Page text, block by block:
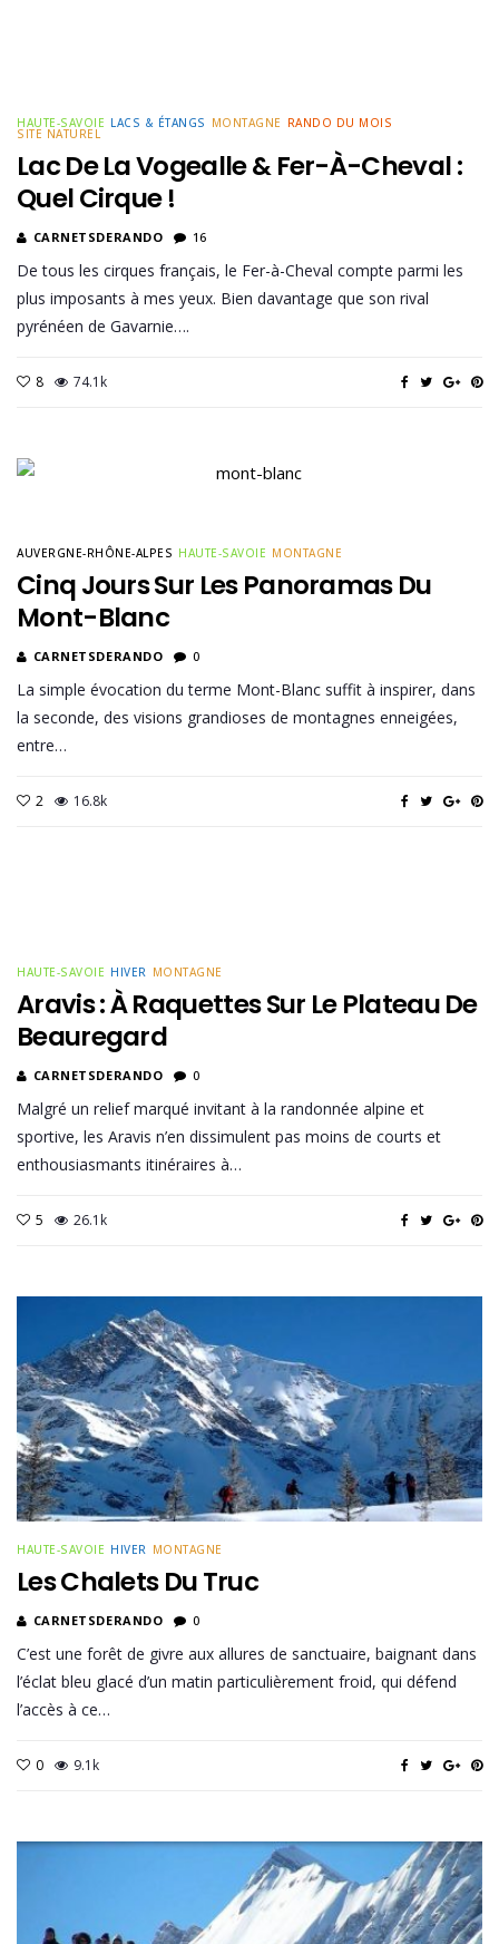
HAUTE-SAVOIE LACS & ÉTANGS MONTAGNE RANDO DU MOIS
SITE NATUREL
Lac De La Vogealle & Fer-À-Cheval :
Quel Cirque !
CARNETSDERANDO 16
De tous les cirques français, le Fer-à-Cheval compte parmi les
plus imposants à mes yeux. Bien davantage que son rival
pyrénéen de Gavarnie….
8 74.1k
AUVERGNE-RHÔNE-ALPES HAUTE-SAVOIE MONTAGNE
Cinq Jours Sur Les Panoramas Du
Mont-Blanc
CARNETSDERANDO 0
La simple évocation du terme Mont-Blanc suffit à inspirer, dans
la seconde, des visions grandioses de montagnes enneigées,
entre…
2 16.8k
HAUTE-SAVOIE HIVER MONTAGNE
Aravis : À Raquettes Sur Le Plateau De
Beauregard
CARNETSDERANDO 0
Malgré un relief marqué invitant à la randonnée alpine et
sportive, les Aravis n’en dissimulent pas moins de courts et
enthousiasmants itinéraires à…
5 26.1k
HAUTE-SAVOIE HIVER MONTAGNE
Les Chalets Du Truc
CARNETSDERANDO 0
C’est une forêt de givre aux allures de sanctuaire, baignant dans
l’éclat bleu glacé d’un matin particulièrement froid, qui défend
l’accès à ce…
0 9.1k